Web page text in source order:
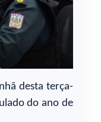
desta terça-
do ano de